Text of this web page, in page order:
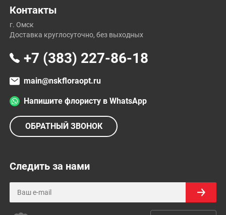
Контакты
г. Омск
Доставка круглосуточно, без выходных
+7 (383) 227-86-18
main@nskfloraopt.ru
Напишите флористу в WhatsApp
ОБРАТНЫЙ ЗВОНОК
Следить за нами